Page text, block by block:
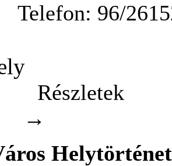
Telefon: 96/
Részletek
→